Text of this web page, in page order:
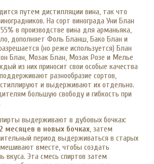
путем дистилляции вина, так что
На сорт винограда Уни Блан
в производстве вина для арманьяка,
дополняет Фоль Бланш, Бако Блан и
(но реже используется) Блан
Блан, Мозак Блан, Мозак Розе и Мелье
из них приносит свои особые качества
разнообразие сортов,
и выдерживают их отдельно.
большую свободу и гибкость при
выдерживают в дубовых бочках:
месяцев в новых бочках, затем
период выдерживаться в старых
вместе, чтобы создать
Эта смесь спиртов затем